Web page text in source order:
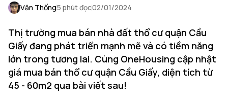
Văn Thống5 phút đọc02/01/2024
Thị trường mua bán nhà đất thổ cư quận Cầu
Giấy đang phát triển mạnh mẽ và có tiềm năng
lớn trong tương lai. Cùng OneHousing cập nhật
giá mua bán thổ cư quận Cầu Giấy, diện tích từ
45 - 60m2 qua bài viết sau!